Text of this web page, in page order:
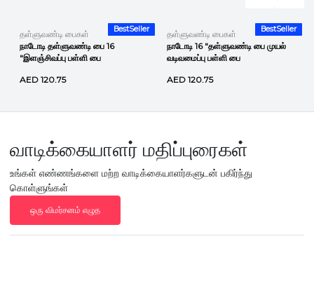
BestSeller
தள்ளுவண்டி பைகள்
நாடோடி தள்ளுவண்டி பை 16
"இளஞ்சிவப்பு பள்ளி பை
AED 120.75
BestSeller
தள்ளுவண்டி பைகள்
நாடோடி 16 "தள்ளுவண்டி பை முயல்
வடிவமைப்பு பள்ளி பை
AED 120.75
வாடிக்கையாளர் மதிப்புரைகள்
உங்கள் எண்ணங்களை மற்ற வாடிக்கையாளர்களுடன் பகிர்ந்து
கொள்ளுங்கள்
ஒரு விமர்சனம் எழுத